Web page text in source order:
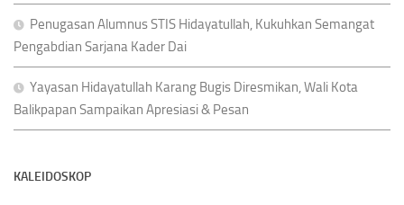
Penugasan Alumnus STIS Hidayatullah, Kukuhkan Semangat
Pengabdian Sarjana Kader Dai
Yayasan Hidayatullah Karang Bugis Diresmikan, Wali Kota
Balikpapan Sampaikan Apresiasi & Pesan
KALEIDOSKOP